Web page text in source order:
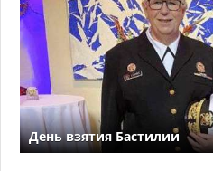
День взятия Бастилии